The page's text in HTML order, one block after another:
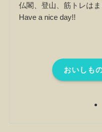
仏閣、登山、筋トレはま
Have a nice day!!
おいしも